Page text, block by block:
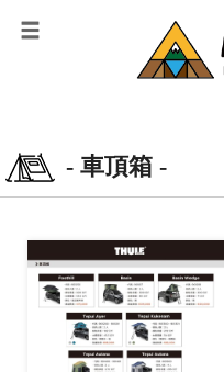
- 車頂箱 -